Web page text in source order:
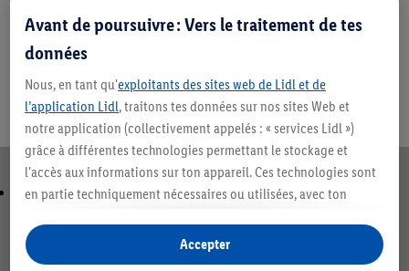
sources de chaleur, y
compris l’induction
au four
✓ Peut également être
Avant de poursuivre : Vers le traitement de tes
données
Nous, en tant qu'exploitants des sites web de Lidl et de
l’application Lidl, traitons tes données sur nos sites Web et
notre application (collectivement appelés : « services Lidl »)
grâce à différentes technologies permettant le stockage et
l'accès aux informations sur ton appareil. Ces technologies sont
en partie techniquement nécessaires ou utilisées, avec ton
statistiques ou la publicité personnalisée à l'intérieur et à
l'extérieur des services Lidl. Si tu es membre du programme Lidl
Accepter